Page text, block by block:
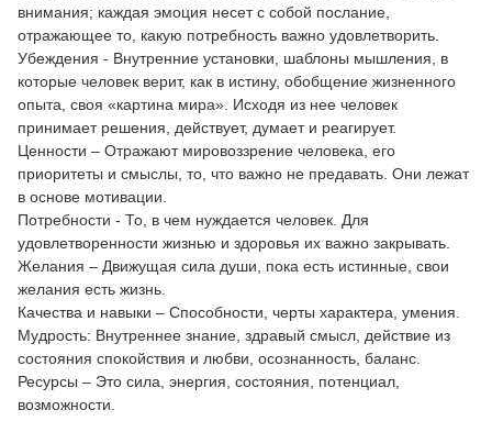
внимания; каждая эмоция несет с собой послание,
отражающее то, какую потребность важно удовлетворить.
Убеждения - Внутренние установки, шаблоны мышления, в
которые человек верит, как в истину, обобщение жизненного
опыта, своя «картина мира». Исходя из нее человек
принимает решения, действует, думает и реагирует.
Ценности – Отражают мировоззрение человека, его
приоритеты и смыслы, то, что важно не предавать. Они лежат
в основе мотивации.
Потребности - То, в чем нуждается человек. Для
удовлетворенности жизнью и здоровья их важно закрывать.
Желания – Движущая сила души, пока есть истинные, свои
желания есть жизнь.
Качества и навыки – Способности, черты характера, умения.
Мудрость: Внутреннее знание, здравый смысл, действие из
состояния спокойствия и любви, осознанность, баланс.
Ресурсы – Это сила, энергия, состояния, потенциал,
возможности.